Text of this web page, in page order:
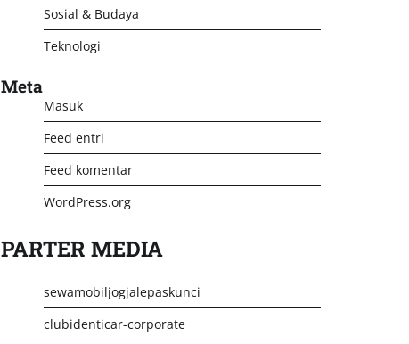
Sosial & Budaya
Teknologi
Meta
Masuk
Feed entri
Feed komentar
WordPress.org
PARTER MEDIA
sewamobiljogjalepaskunci
clubidenticar-corporate